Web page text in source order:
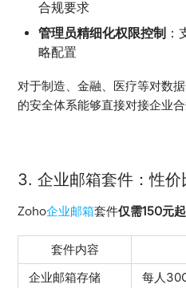
合规要求
管理员精细化权限控制
略配置
对于制造、金融、医疗等对数
的安全体系能够直接对接企业合
3. 企业邮箱套件：性价
Zoho企业邮箱套件仅需150元
套件内容
企业邮箱存储
每人